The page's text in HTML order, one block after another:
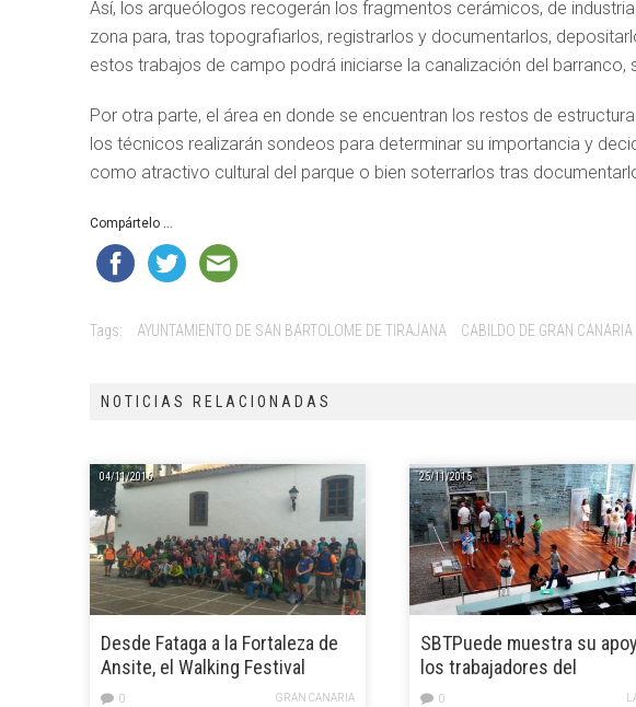
Así, los arqueólogos recogerán los fragmentos cerámicos, de
zona para, tras topografiarlos, registrarlos y documentarlos,
estos trabajos de campo podrá iniciarse la canalización del barranco,
Por otra parte, el área en donde se encuentran los restos de
los técnicos realizarán sondeos para determinar su importancia y
como atractivo cultural del parque o bien soterrarlos tras
Compártelo ...
Tags: AYUNTAMIENTO DE SAN BARTOLOME DE TIRAJANA CABILDO DE GRAN CANARIA
NOTICIAS RELACIONADAS
04/11/2016
Desde Fataga a la Fortaleza de
Ansite, el Walking Festival
recorre la Ruta AborigenGRAN CANARIA
0
25/11/2015
SBTPuede muestra su
los trabajadores del
Ayuntamiento tirajanero
0